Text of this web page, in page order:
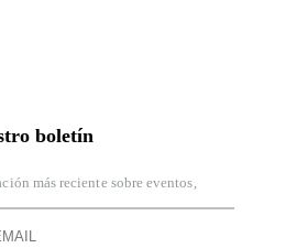
boletín
más reciente sobre eventos,